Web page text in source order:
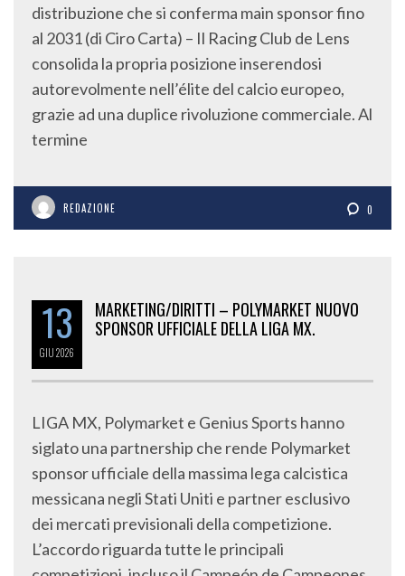
distribuzione che si conferma main sponsor fino
al 2031 (di Ciro Carta) – Il Racing Club de Lens
consolida la propria posizione inserendosi
autorevolmente nell’élite del calcio europeo,
grazie ad una duplice rivoluzione commerciale. Al
termine
REDAZIONE 0
13
GIU2026
MARKETING/DIRITTI – POLYMARKET NUOVO
SPONSOR UFFICIALE DELLA LIGA MX.
LIGA MX, Polymarket e Genius Sports hanno
siglato una partnership che rende Polymarket
sponsor ufficiale della massima lega calcistica
messicana negli Stati Uniti e partner esclusivo
dei mercati previsionali della competizione.
L’accordo riguarda tutte le principali